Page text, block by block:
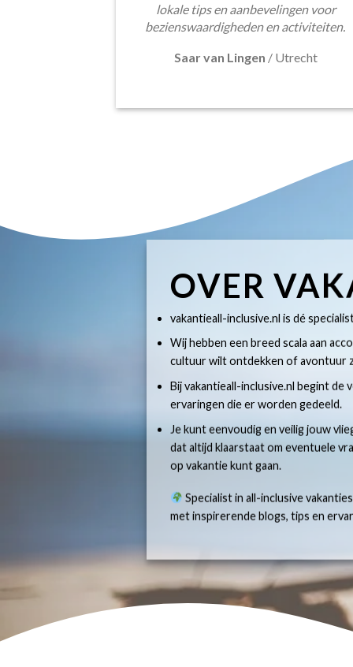
lokale tips en aanbevelingen voor
bezienswaardigheden en activiteiten.
Saar van Lingen / Utrecht
OVER
vakantieall-inclusive.nl is dé
Wij hebben een breed scala aan
cultuur wilt ontdekken of avontuur
Bij vakantieall-inclusive.nl begint
ervaringen die er worden gedeeld.
Je kunt eenvoudig en veilig jouw
dat altijd klaarstaat om eventuele
op vakantie kunt gaan.
Specialist in all-inclusive
met inspirerende blogs, tips en